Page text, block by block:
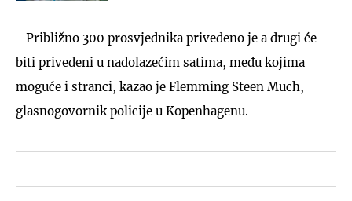
- Približno 300 prosvjednika privedeno je a drugi će
biti privedeni u nadolazećim satima, među kojima
moguće i stranci, kazao je Flemming Steen Much,
glasnogovornik policije u Kopenhagenu.